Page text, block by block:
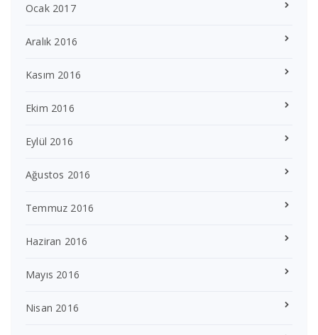
Ocak 2017
Aralık 2016
Kasım 2016
Ekim 2016
Eylül 2016
Ağustos 2016
Temmuz 2016
Haziran 2016
Mayıs 2016
Nisan 2016